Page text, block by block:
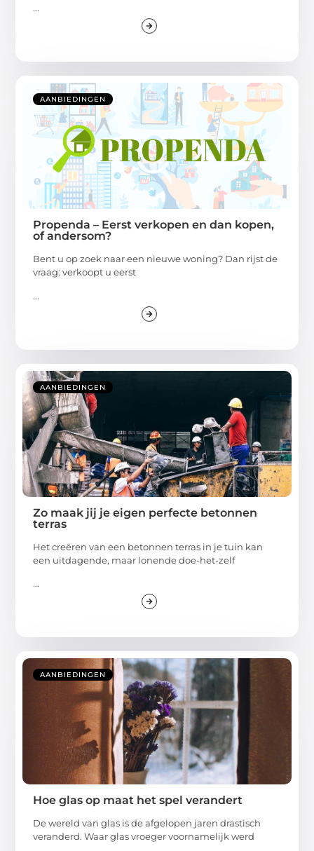
...
AANBIEDINGEN
Propenda – Eerst verkopen en dan kopen,
of andersom?
Bent u op zoek naar een nieuwe woning? Dan rijst de
vraag: verkoopt u eerst
...
AANBIEDINGEN
Zo maak jij je eigen perfecte betonnen
terras
Het creëren van een betonnen terras in je tuin kan
een uitdagende, maar lonende doe-het-zelf
...
AANBIEDINGEN
Hoe glas op maat het spel verandert
De wereld van glas is de afgelopen jaren drastisch
veranderd. Waar glas vroeger voornamelijk werd